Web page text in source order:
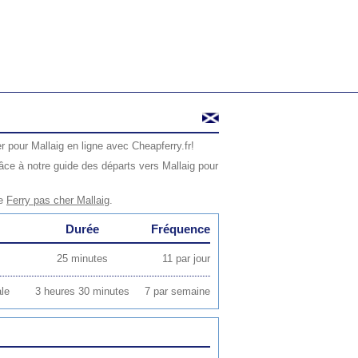
Mallaig en ligne avec Cheapferry.fr!
à notre guide des départs vers Mallaig pour
Ferry pas cher Mallaig.
Durée Fréquence
25 minutes 11 par jour
3 heures 30 minutes 7 par semaine